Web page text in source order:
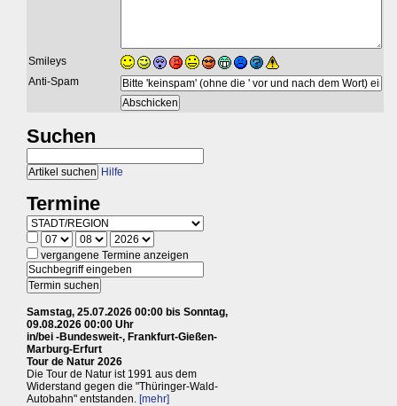
Smileys
Anti-Spam
Suchen
Hilfe
Termine
vergangene Termine anzeigen
Samstag, 25.07.2026 00:00 bis Sonntag,
09.08.2026 00:00 Uhr
in/bei -Bundesweit-, Frankfurt-Gießen-
Marburg-Erfurt
Tour de Natur 2026
Die Tour de Natur ist 1991 aus dem
Widerstand gegen die "Thüringer-Wald-
Autobahn" entstanden. [mehr]